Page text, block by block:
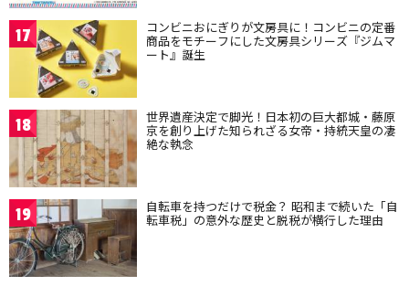
17 コンビニおにぎりが文房具に！コンビニの定番
商品をモチーフにした文房具シリーズ『ジムマ
ート』誕生
18 世界遺産決定で脚光！日本初の巨大都城・藤原
京を創り上げた知られざる女帝・持統天皇の凄
絶な執念
19 自転車を持つだけで税金？ 昭和まで続いた「自
転車税」の意外な歴史と脱税が横行した理由